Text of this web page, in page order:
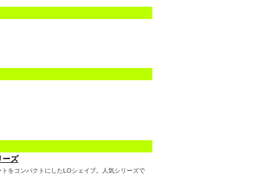
ーズ
トをコンパクトにしたLOシェイプ。人気シリーズで